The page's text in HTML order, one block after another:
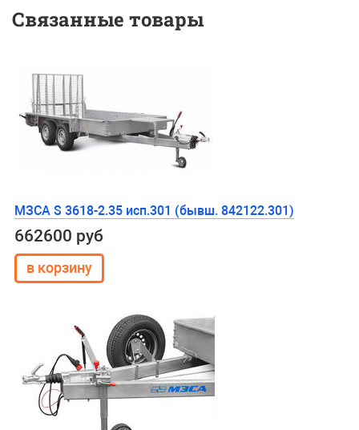
Связанные товары
МЗСА S 3618-2.35 исп.301 (бывш. 842122.301)
662600 руб